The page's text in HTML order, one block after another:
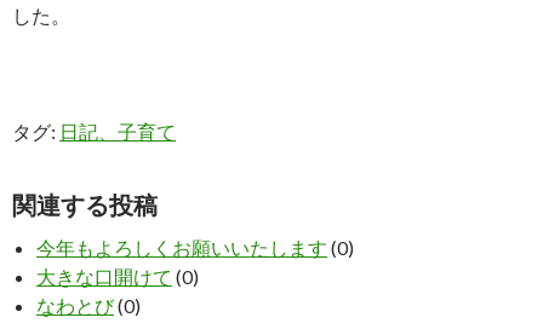
した。
タグ: 日記、子育て
関連する投稿
今年もよろしくお願いいたします (0)
大きな口開けて (0)
なわとび(0)